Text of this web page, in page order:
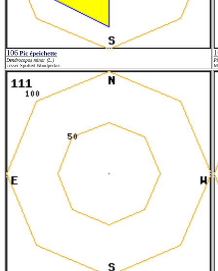
106 Pic épeichette
Dendrocopos minor (L.)
Lesser Spotted Woodpecker